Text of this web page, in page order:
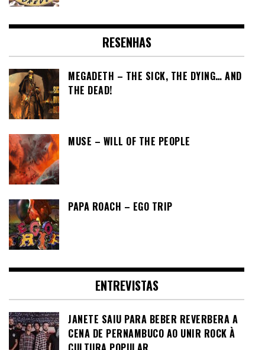
RESENHAS
MEGADETH – THE SICK, THE DYING… AND
THE DEAD!
MUSE – WILL OF THE PEOPLE
PAPA ROACH – EGO TRIP
ENTREVISTAS
JANETE SAIU PARA BEBER REVERBERA A
CENA DE PERNAMBUCO AO UNIR ROCK À